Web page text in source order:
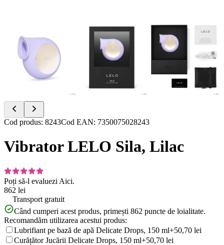
Item
of
3
Cod produs: 8243Cod EAN: 7350075028243
Vibrator LELO Sila, Lilac
Poți să-l evaluezi Aici.
862 lei
Transport gratuit
Când cumperi acest produs, primești 862 puncte de loialitate.
Recomandăm utilizarea acestui produs:
Lubrifiant pe bază de apă Delicate Drops, 150 ml+50,70 lei
Curățător Jucării Delicate Drops, 150 ml+50,70 lei